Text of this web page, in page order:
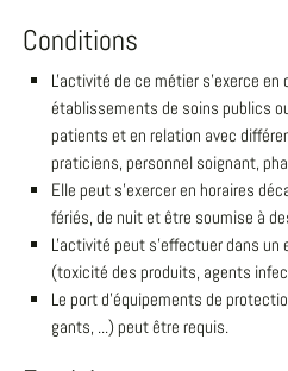
Conditions
L'activité de ce métier s'exerce en
établissements de soins publics
patients et en relation avec
praticiens, personnel soignant,
Elle peut s'exercer en horaires
fériés, de nuit et être soumise à
L'activité peut s'effectuer dans un
(toxicité des produits, agents
Le port d'équipements de
gants, ...) peut être requis.